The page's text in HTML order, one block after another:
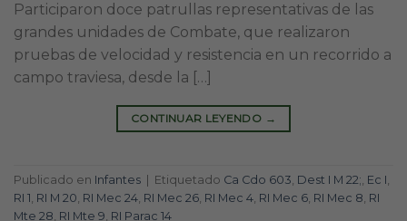
Participaron doce patrullas representativas de las
grandes unidades de Combate, que realizaron
pruebas de velocidad y resistencia en un recorrido a
campo traviesa, desde la […]
CONTINUAR LEYENDO →
Publicado en Infantes Etiquetado Ca Cdo 603, Dest I M 22;, Ec I,
RI 1, RI M 20, RI Mec 24, RI Mec 26, RI Mec 4, RI Mec 6, RI Mec 8, RI
Mte 28, RI Mte 9, RI Parac 14